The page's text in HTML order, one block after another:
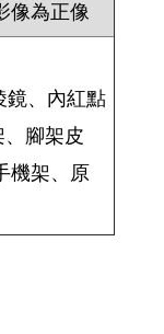
像為正像
鏡、內紅點
腳架皮
機架、原